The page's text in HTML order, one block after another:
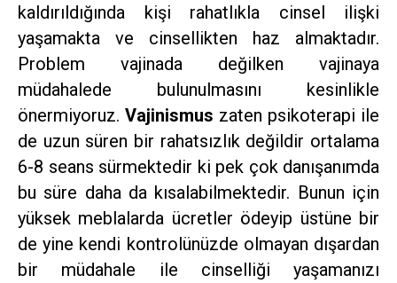
kaldırıldığında kişi rahatlıkla cinsel ilişki
yaşamakta ve cinsellikten haz almaktadır.
Problem vajinada değilken vajinaya
müdahalede bulunulmasını kesinlikle
önermiyoruz. Vajinismus zaten psikoterapi ile
de uzun süren bir rahatsızlık değildir ortalama
6-8 seans sürmektedir ki pek çok danışanımda
bu süre daha da kısalabilmektedir. Bunun için
yüksek meblalarda ücretler ödeyip üstüne bir
de yine kendi kontrolünüzde olmayan dışardan
bir müdahale ile cinselliği yaşamanızı